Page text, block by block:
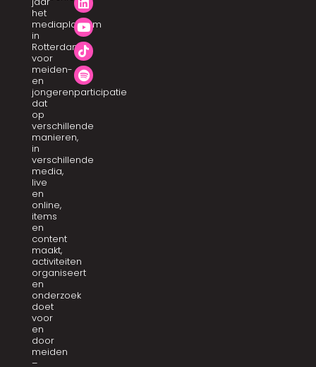
het
mediaplatform
in
Rotterdam
voor
meiden-
en
jongerenparticipatie
dat
op
verschillende
manieren,
in
verschillende
media,
live
en
online,
items
en
content
maakt,
activiteiten
organiseert
en
onderzoek
doet
voor
en
door
meiden
–